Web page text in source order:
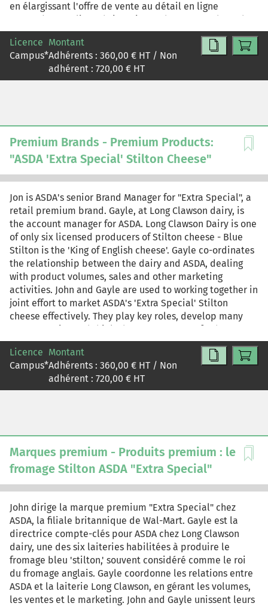
en élargissant l'offre de vente au détail en ligne
proposée aux clients britanniques de M & S et d'Ocado,
cet accord permet également au groupe Ocado de se
concentrer davantage sur l'innovation technologique et
le développement de partenariats internationaux à la
plate-forme intelligente d'Ocado (Ocado Smart
Licence
Campus*
Montant
Adhérents : 360,00 € HT / Non
adhérent : 720,00 € HT
Premium Brands - Premium Products:
"ASDA 'Extra Special' Stilton Cheese"
Jon is ASDA's senior Brand Manager for "Extra Special", a
retail premium brand. Gayle, at Long Clawson dairy, is
the account manager for ASDA. Long Clawson Dairy is one
of only six licensed producers of Stilton cheese - Blue
Stilton is the 'King of English cheese'. Gayle co-ordinates
the relationship between the dairy and ASDA, dealing
with product volumes, sales and other marketing
activities. John and Gayle are used to working together in
joint effort to market ASDA's 'Extra Special' Stilton
cheese effectively. They play key roles, develop many
competencies and think about new ways to further
develop the premium Stilton cheese under the Extra
Special retail brand.
Licence
Campus*
Montant
Adhérents : 360,00 € HT / Non
adhérent : 720,00 € HT
Marques premium - Produits premium : le
fromage Stilton ASDA "Extra Special"
John dirige la marque premium "Extra Special" chez
ASDA, la filiale britannique de Wal-Mart. Gayle est la
directrice compte-clés pour ASDA chez Long Clawson
dairy, une des six laiteries habilitées à produire le
fromage bleu 'stilton,' souvent considéré comme le roi
du fromage anglais. Gayle coordonne les relations entre
ASDA et la laiterie Long Clawson, en gérant les volumes,
les ventes et le marketing. John and Gayle unissent leurs